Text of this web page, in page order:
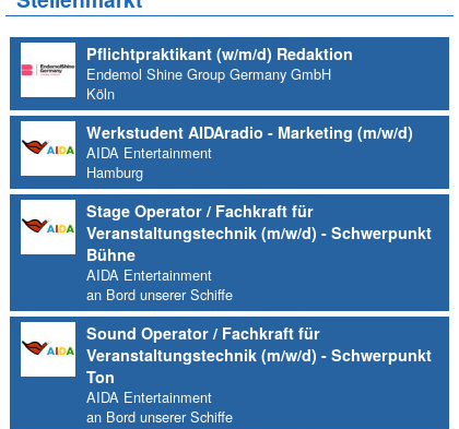
Pflichtpraktikant (w/m/d) Redaktion
Endemol Shine Group Germany GmbH
Köln
Werkstudent AIDAradio - Marketing (m/w/d)
AIDA Entertainment
Hamburg
Stage Operator / Fachkraft für
Veranstaltungstechnik (m/w/d) - Schwerpunkt
Bühne
AIDA Entertainment
an Bord unserer Schiffe
Sound Operator / Fachkraft für
Veranstaltungstechnik (m/w/d) - Schwerpunkt
Ton
AIDA Entertainment
an Bord unserer Schiffe